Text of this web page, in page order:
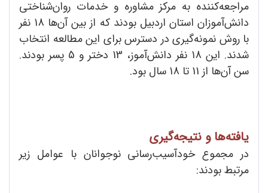
مراجعه‌کننده به مرکز مشاوره و خدمات روان‌شناختی
دانش‌آموزان استان اردبیل بودند که از بین آن‌ها 18 نفر
با روش نمونه‌گیری در دسترس برای این مطالعه انتخاب
شدند. این 18 نفر دانش‌آموز، 13 دختر و 5 پسر بودند.
سن آن‌‌ها از 11 تا 18 سال بود.
یافته‌ها و نتیجه‌گیری
در مجموع خود‌آسیب‌رسانی نوجوانان با عوامل زیر
مرتبط بودند: